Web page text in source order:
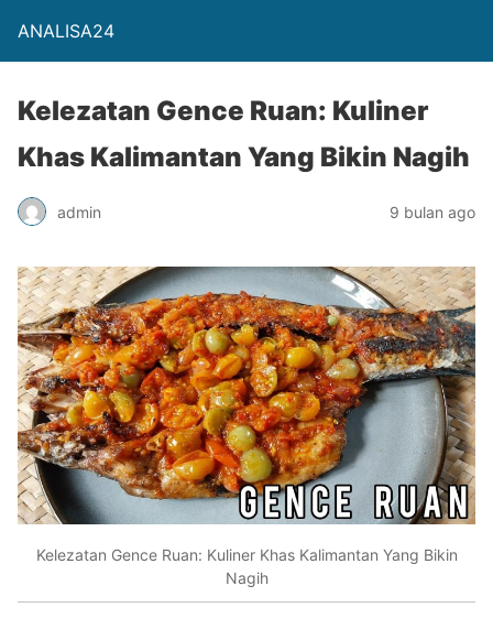
ANALISA24
Kelezatan Gence Ruan: Kuliner
Khas Kalimantan Yang Bikin Nagih
admin 9 bulan ago
Kelezatan Gence Ruan: Kuliner Khas Kalimantan Yang Bikin
Nagih